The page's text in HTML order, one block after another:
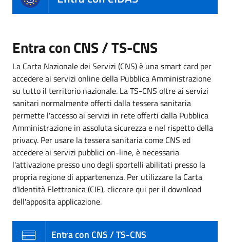
Entra con CNS / TS-CNS
La Carta Nazionale dei Servizi (CNS) è una smart card per
accedere ai servizi online della Pubblica Amministrazione
su tutto il territorio nazionale. La TS-CNS oltre ai servizi
sanitari normalmente offerti dalla tessera sanitaria
permette l'accesso ai servizi in rete offerti dalla Pubblica
Amministrazione in assoluta sicurezza e nel rispetto della
privacy. Per usare la tessera sanitaria come CNS ed
accedere ai servizi pubblici on-line, è necessaria
l'attivazione presso uno degli sportelli abilitati presso la
propria regione di appartenenza. Per utilizzare la Carta
d'Identità Elettronica (CIE), cliccare qui per il download
dell'apposita applicazione.
Entra con CNS / TS-CNS